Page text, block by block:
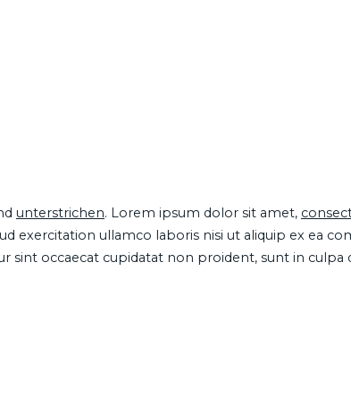
unterstrichen. Lorem ipsum dolor sit amet,
exercitation ullamco laboris nisi ut aliquip ex ea
sint occaecat cupidatat non proident, sunt in